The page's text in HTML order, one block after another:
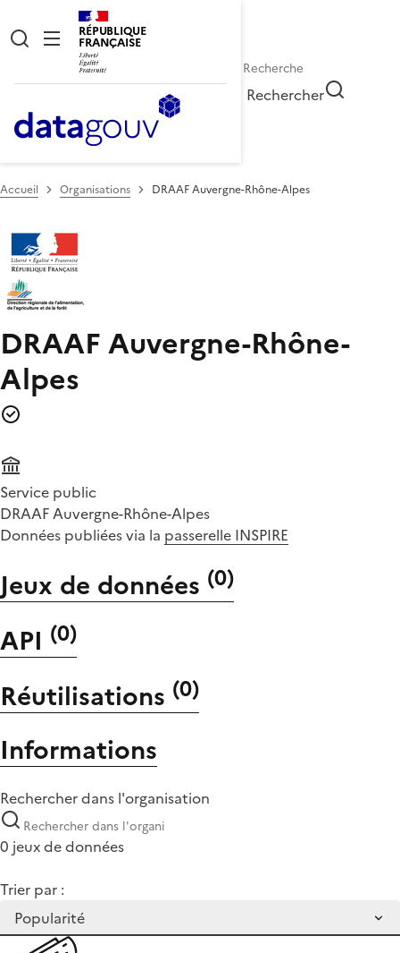
RÉPUBLIQUE
FRANÇAISE
Rechercher
Accueil Organisations DRAAF Auvergne-Rhône-Alpes
DRAAF Auvergne-Rhône-
Alpes
Service public
DRAAF Auvergne-Rhône-Alpes
Données publiées via la passerelle INSPIRE
Jeux de données (0)
API (0)
Réutilisations (0)
Informations
Rechercher dans l'organisation
0 jeux de données
Trier par :